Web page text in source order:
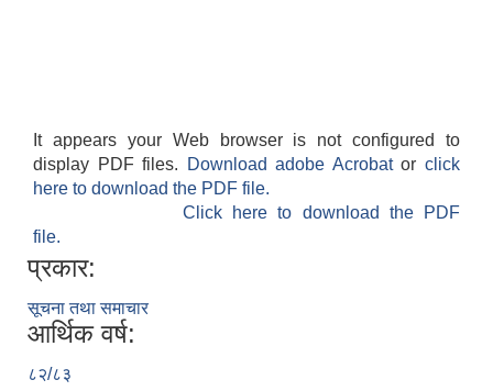
It appears your Web browser is not configured to
display PDF files.
Download adobe Acrobatorclick
here to download the PDF file.
Click here to download the PDF
file.
प्रकार:
सूचना तथा समाचार
आर्थिक वर्ष:
८२/८३